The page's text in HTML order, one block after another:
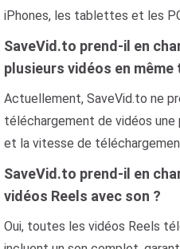
iPhones, les tablettes et les
SaveVid.to prend-il en
plusieurs vidéos en même
Actuellement, SaveVid.to ne
téléchargement de vidéos une
et la vitesse de
SaveVid.to prend-il en
vidéos Reels avec son ?
Oui, toutes les vidéos Reels